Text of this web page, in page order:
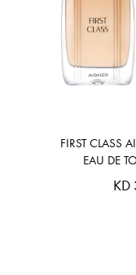
FIRST CLASS
EAU DE
KD